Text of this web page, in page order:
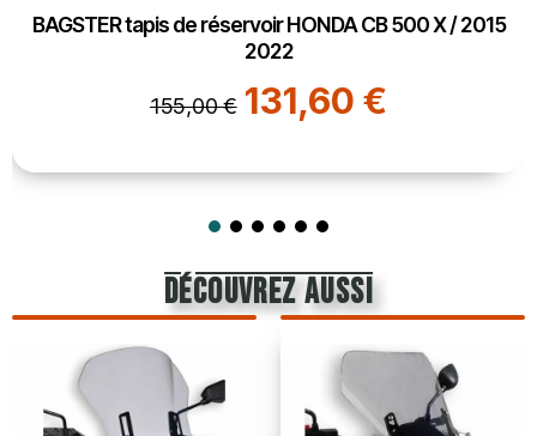
BAGSTER tapis de réservoir HONDA CB 500 X / 2015
2022
155,00 € 131,60 €
découvrez aussi